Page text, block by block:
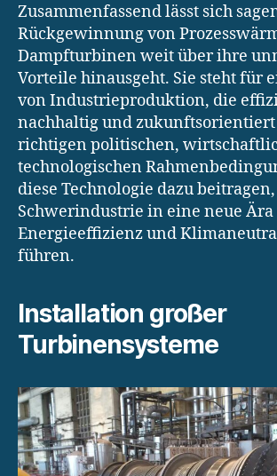
Zusammenfassend lässt sich
Rückgewinnung von
Dampfturbinen weit über ihre
Vorteile hinausgeht. Sie steht für
von Industrieproduktion, die
nachhaltig und
richtigen politischen,
technologischen
diese Technologie dazu
Schwerindustrie in eine neue Ära
Energieeffizienz und
führen.
Installation großer
Turbinensysteme